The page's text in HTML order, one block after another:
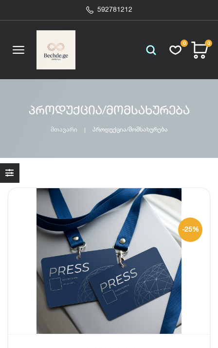
592781212
0 0
პროდუქცია/მომსახურება
მთავარი პროდუქცია/მომსახურება
-25%